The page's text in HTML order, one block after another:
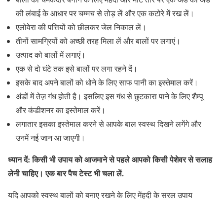
की लंबाई के आधार पर चम्मच से तोड़ लें और एक कटोरे में रख लें।
एलोवेरा की पत्तियों को छीलकर जेल निकाल लें।
तीनों सामग्रियों को अच्छी तरह मिला लें और बालों पर लगाएं।
उत्पाद को बालों में लगाएं।
एक से दो घंटे तक इसे बालों पर लगा रहने दें।
इसके बाद अपने बालों को धोने के लिए साफ पानी का इस्तेमाल करें।
अंडों में तेज़ गंध होती है। इसलिए इस गंध से छुटकारा पाने के लिए शैम्पू
और कंडीशनर का इस्तेमाल करें।
लगातार इसका इस्तेमाल करने से आपके बाल स्वस्थ दिखने लगेंगे और
उनमें नई जान आ जाएगी।
ध्यान दें: किसी भी उपाय को आजमाने से पहले आपको किसी पेशेवर से सलाह
लेनी चाहिए। एक बार पैच टेस्ट भी चला लें.
यदि आपको स्वस्थ बालों को बनाए रखने के लिए मेंहदी के सरल उपाय